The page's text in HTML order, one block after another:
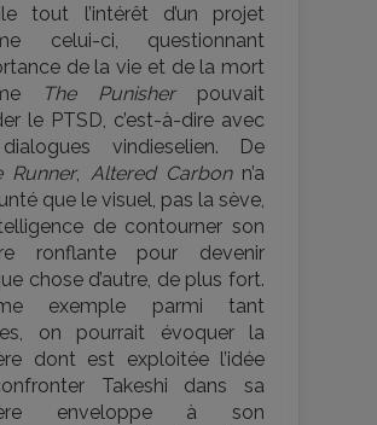
tout l’intérêt d’un projet
celui-ci, questionnant
de la vie et de la mort
The Punisherpouvait
le PTSD, c’est-à-dire avec
vindieselien. De
Runner, Altered Carbonn’a
que le visuel, pas la sève,
de contourner son
ronflante pour devenir
chose d’autre, de plus fort.
exemple parmi tant
on pourrait évoquer la
dont est exploitée l’idée
Takeshi dans sa
enveloppe à son